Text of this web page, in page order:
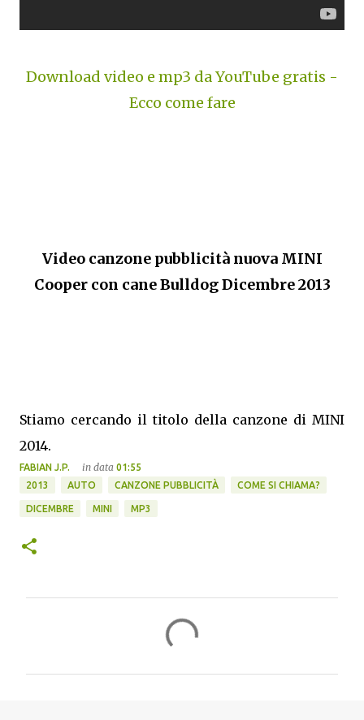
Download video e mp3 da YouTube gratis -
Ecco come fare
Video canzone pubblicità nuova MINI
Cooper con cane Bulldog Dicembre 2013
Stiamo cercando il titolo della canzone di MINI
2014.
FABIAN J.P. in data 01:55
2013
AUTO CANZONE PUBBLICITÀ COME SI CHIAMA?
DICEMBRE MINI MP3